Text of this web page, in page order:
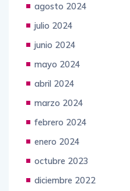
agosto 2024
julio 2024
junio 2024
mayo 2024
abril 2024
marzo 2024
febrero 2024
enero 2024
octubre 2023
diciembre 2022